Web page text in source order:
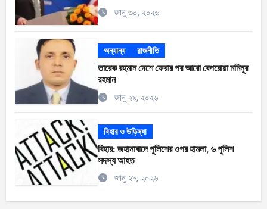
জানু ৩০, ২০২৬
অন্যান্য রাজনীতি
তারেক রহমান দেশে ফেরার পর আরো বেপরোয়া মমিনুর
রহমান
জানু ২৯, ২০২৬
বিহার ও উড়িষ্যা
বিহার: জহানাবাদে পুলিশের ওপর হামলা, ৬ পুলিশ
সদস্য আহত
জানু ২৯, ২০২৬